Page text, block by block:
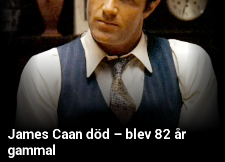
James Caan död – blev 82 år
gammal